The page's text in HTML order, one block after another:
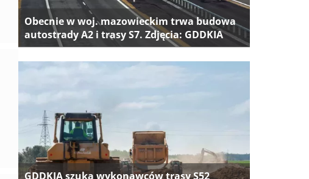
Obecnie w woj. mazowieckim trwa budowa
autostrady A2 i trasy S7. Zdjęcia: GDDKIA
GDDKIA szuka wykonawców trasy S52